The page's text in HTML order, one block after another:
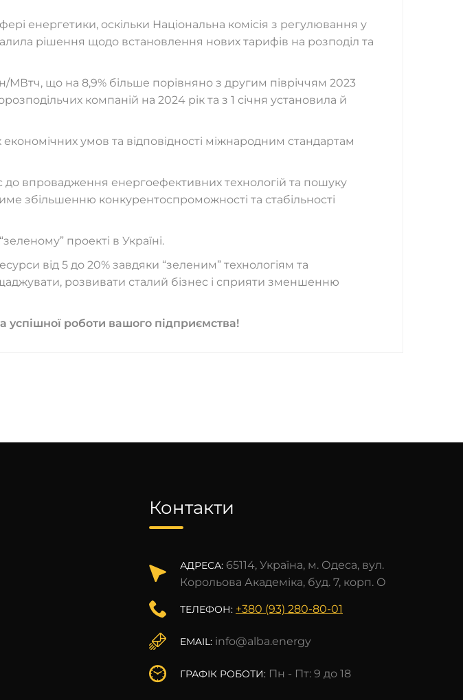
енергетики, оскільки Національна комісія з регулювання у
рішення щодо встановлення нових тарифів на розподіл та
що на 8,9% більше порівняно з другим півріччям 2023
компаній на 2024 рік та з 1 січня установила й
умов та відповідності міжнародним стандартам
впровадження енергоефективних технологій та пошуку
збільшенню конкурентоспроможності та стабільності
проекті в Україні.
від 5 до 20% завдяки “зеленим” технологіям та
розвивати сталий бізнес і сприяти зменшенню
роботи вашого підприємства!
Контакти
АДРЕСА: 65114, Україна, м. Одеса, вул.
Корольова Академіка, буд. 7, корп. О
ТЕЛЕФОН: +380 (93) 280-80-01
EMAIL: info@alba.energy
ГРАФІК РОБОТИ: Пн - Пт: 9 до 18